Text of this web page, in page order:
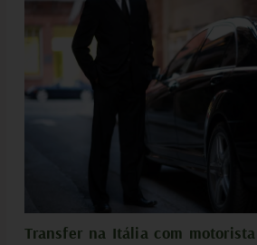
Transfer na Itália com